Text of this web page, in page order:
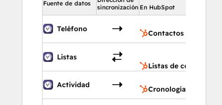
Fuente de datos
sincronización En HubSpot
Teléfono
Contactos
Listas
Listas de contactos
Actividad
Cronología